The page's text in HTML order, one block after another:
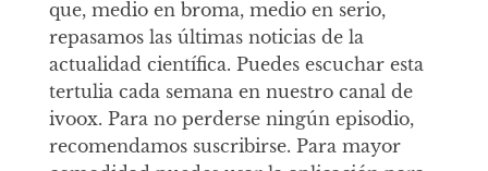
que, medio en broma, medio en serio,
repasamos las últimas noticias de la
actualidad científica. Puedes escuchar esta
tertulia cada semana en nuestro canal de
ivoox. Para no perderse ningún episodio,
recomendamos suscribirse. Para mayor